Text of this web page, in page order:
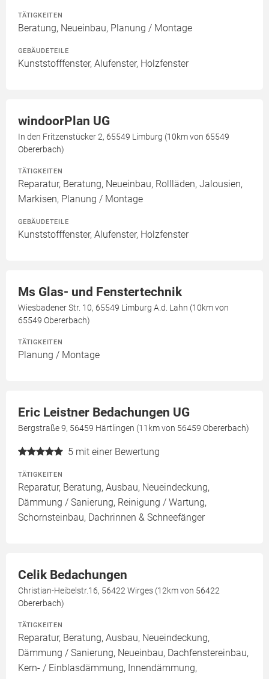
TÄTIGKEITEN
Beratung, Neueinbau, Planung / Montage
GEBÄUDETEILE
Kunststofffenster, Alufenster, Holzfenster
windoorPlan UG
In den Fritzenstücker 2, 65549 Limburg (10km von 65549
Obererbach)
TÄTIGKEITEN
Reparatur, Beratung, Neueinbau, Rollläden, Jalousien,
Markisen, Planung / Montage
GEBÄUDETEILE
Kunststofffenster, Alufenster, Holzfenster
Ms Glas- und Fenstertechnik
Wiesbadener Str. 10, 65549 Limburg A.d. Lahn (10km von
65549 Obererbach)
TÄTIGKEITEN
Planung / Montage
Eric Leistner Bedachungen UG
Bergstraße 9, 56459 Härtlingen (11km von 56459 Obererbach)
5 mit einer Bewertung
TÄTIGKEITEN
Reparatur, Beratung, Ausbau, Neueindeckung,
Dämmung / Sanierung, Reinigung / Wartung,
Schornsteinbau, Dachrinnen & Schneefänger
Celik Bedachungen
Christian-Heibelstr.16, 56422 Wirges (12km von 56422
Obererbach)
TÄTIGKEITEN
Reparatur, Beratung, Ausbau, Neueindeckung,
Dämmung / Sanierung, Neueinbau, Dachfenstereinbau,
Kern- / Einblasdämmung, Innendämmung,